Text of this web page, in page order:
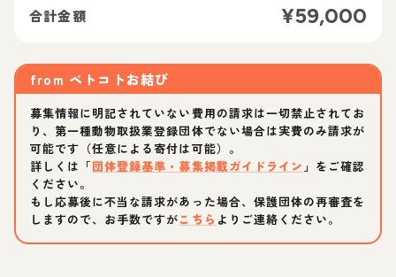
合計金額 ¥59,000
from ペトコトお結び
募集情報に明記されていない費用の請求は一切禁止されてお
り、第一種動物取扱業登録団体でない場合は実費のみ請求が
可能です（任意による寄付は可能）。
詳しくは「団体登録基準・募集掲載ガイドライン 」をご確認
ください。
もし応募後に不当な請求があった場合、保護団体の再審査を
しますので、お手数ですがこちら よりご連絡ください。